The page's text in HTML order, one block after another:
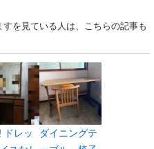
を見ている人は、こちらの記事も
ドレッ
ダイニングテ